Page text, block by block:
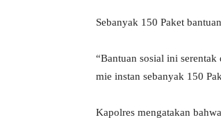
Sebanyak 150 Paket
“Bantuan sosial ini
mie instan sebanyak 150
Kapolres mengatakan